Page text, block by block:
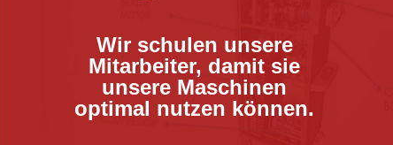
Wir schulen unsere
Mitarbeiter, damit sie
unsere Maschinen
optimal nutzen können.​